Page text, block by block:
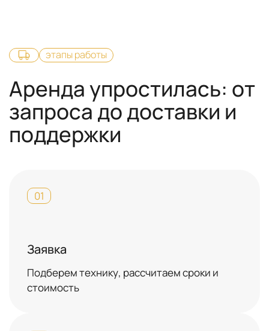
этапы работы
Аренда упростилась: от
запроса до доставки и
поддержки
01
Заявка
Подберем технику, рассчитаем сроки и
стоимость